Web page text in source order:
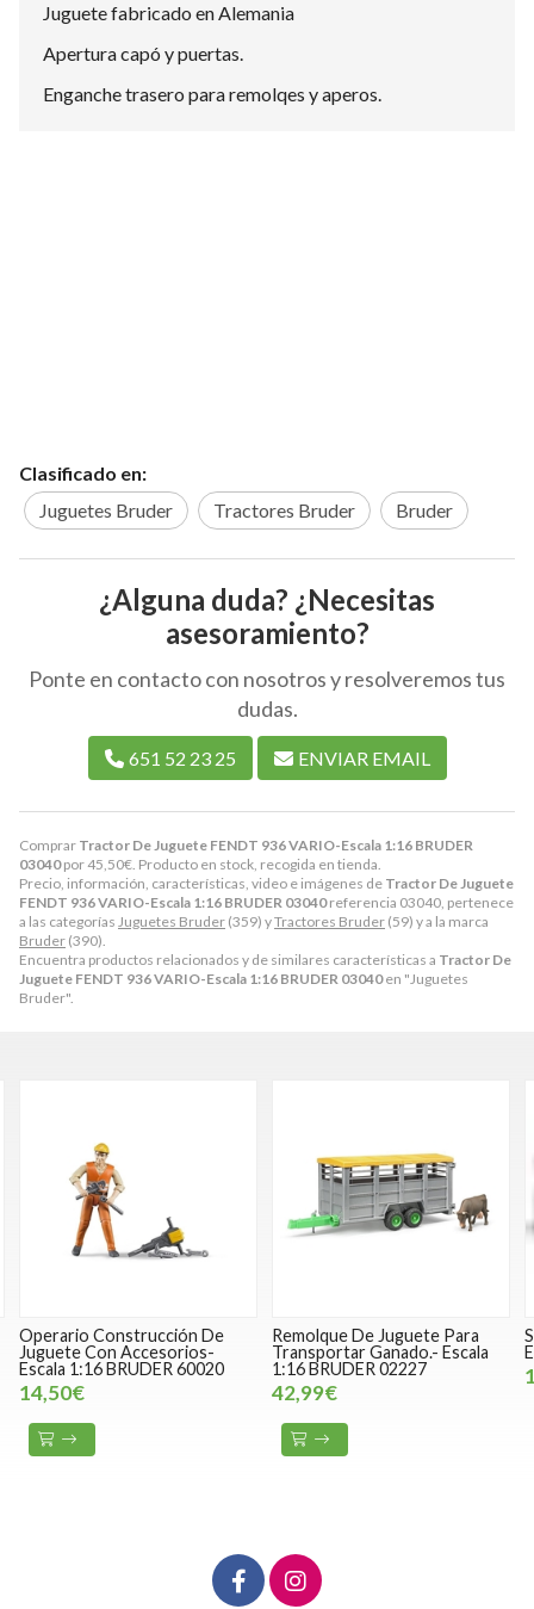
Comprar Tractor De Juguete FENDT 936 VARIO-Escala 1:16 BRUDER
03040por45,50€ . Producto en stock, recogida en tienda.
Precio, información, características, video e imágenes de Tractor De Juguete
FENDT 936 VARIO-Escala 1:16 BRUDER 03040referencia 03040, pertenece
a las categorías Juguetes Bruder (359) yTractores Bruder (59) y a la marca
Bruder (390).
Encuentra productos relacionados y de similares características a Tractor De
Juguete FENDT 936 VARIO-Escala 1:16 BRUDER 03040en "Juguetes
Bruder".
Juguete fabricado en Alemania
Apertura capó y puertas.
Enganche trasero para remolqes y aperos.
Clasificado en:
Juguetes Bruder
Tractores Bruder Bruder
¿Alguna duda? ¿Necesitas
asesoramiento?
Ponte en contacto con nosotros y resolveremos tus
dudas.
651 52 23 25 ENVIAR EMAIL
Remolque De Juguete Para
Transportar Ganado.- Escala
1:16 BRUDER 02227
42,99€
Set Para Obras De Juguete.
Escala 1:16 BRUDER 62007
18,80€